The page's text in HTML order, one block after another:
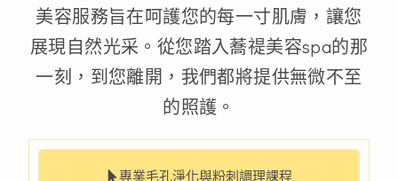
美容服務旨在呵護您的每一寸肌膚，讓您
展現自然光采。從您踏入蕎禔美容spa的那
一刻，到您離開，我們都將提供無微不至
的照護。
專業毛孔淨化與粉刺調理課程